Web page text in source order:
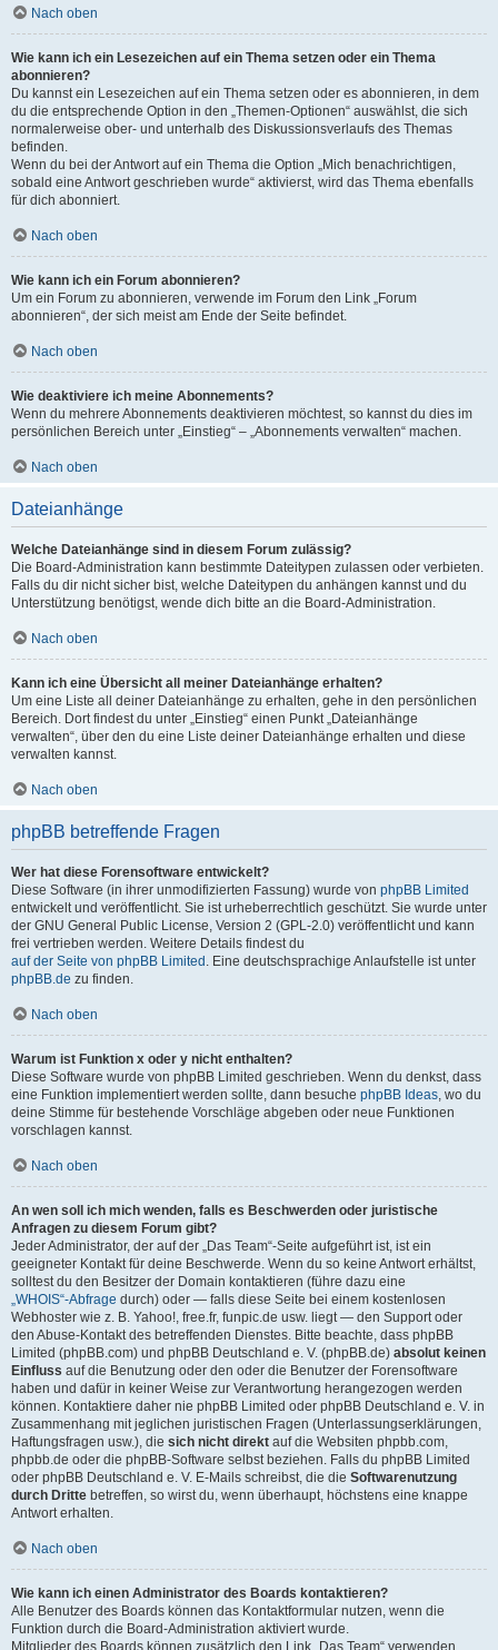
Nach oben
Wie kann ich ein Lesezeichen auf ein Thema setzen oder ein Thema
abonnieren?
Du kannst ein Lesezeichen auf ein Thema setzen oder es abonnieren, in dem
du die entsprechende Option in den „Themen-Optionen“ auswählst, die sich
normalerweise ober- und unterhalb des Diskussionsverlaufs des Themas
befinden.
Wenn du bei der Antwort auf ein Thema die Option „Mich benachrichtigen,
sobald eine Antwort geschrieben wurde“ aktivierst, wird das Thema ebenfalls
für dich abonniert.
Nach oben
Wie kann ich ein Forum abonnieren?
Um ein Forum zu abonnieren, verwende im Forum den Link „Forum
abonnieren“, der sich meist am Ende der Seite befindet.
Nach oben
Wie deaktiviere ich meine Abonnements?
Wenn du mehrere Abonnements deaktivieren möchtest, so kannst du dies im
persönlichen Bereich unter „Einstieg“ – „Abonnements verwalten“ machen.
Nach oben
Dateianhänge
Welche Dateianhänge sind in diesem Forum zulässig?
Die Board-Administration kann bestimmte Dateitypen zulassen oder verbieten.
Falls du dir nicht sicher bist, welche Dateitypen du anhängen kannst und du
Unterstützung benötigst, wende dich bitte an die Board-Administration.
Nach oben
Kann ich eine Übersicht all meiner Dateianhänge erhalten?
Um eine Liste all deiner Dateianhänge zu erhalten, gehe in den persönlichen
Bereich. Dort findest du unter „Einstieg“ einen Punkt „Dateianhänge
verwalten“, über den du eine Liste deiner Dateianhänge erhalten und diese
verwalten kannst.
Nach oben
phpBB betreffende Fragen
Wer hat diese Forensoftware entwickelt?
Diese Software (in ihrer unmodifizierten Fassung) wurde von phpBB Limited
entwickelt und veröffentlicht. Sie ist urheberrechtlich geschützt. Sie wurde unter
der GNU General Public License, Version 2 (GPL-2.0) veröffentlicht und kann
frei vertrieben werden. Weitere Details findest du
auf der Seite von phpBB Limited . Eine deutschsprachige Anlaufstelle ist unter
phpBB.de zu finden.
Nach oben
Warum ist Funktion x oder y nicht enthalten?
Diese Software wurde von phpBB Limited geschrieben. Wenn du denkst, dass
eine Funktion implementiert werden sollte, dann besuche phpBB Ideas, wo du
deine Stimme für bestehende Vorschläge abgeben oder neue Funktionen
vorschlagen kannst.
Nach oben
An wen soll ich mich wenden, falls es Beschwerden oder juristische
Anfragen zu diesem Forum gibt?
Jeder Administrator, der auf der „Das Team“-Seite aufgeführt ist, ist ein
geeigneter Kontakt für deine Beschwerde. Wenn du so keine Antwort erhältst,
solltest du den Besitzer der Domain kontaktieren (führe dazu eine
„WHOIS“-Abfrage durch) oder — falls diese Seite bei einem kostenlosen
Webhoster wie z. B. Yahoo!, free.fr, funpic.de usw. liegt — den Support oder
den Abuse-Kontakt des betreffenden Dienstes. Bitte beachte, dass phpBB
Limited (phpBB.com) und phpBB Deutschland e. V. (phpBB.de) absolut keinen
Einfluss auf die Benutzung oder den oder die Benutzer der Forensoftware
haben und dafür in keiner Weise zur Verantwortung herangezogen werden
können. Kontaktiere daher nie phpBB Limited oder phpBB Deutschland e. V. in
Zusammenhang mit jeglichen juristischen Fragen (Unterlassungserklärungen,
Haftungsfragen usw.), die sich nicht direkt auf die Websiten phpbb.com,
phpbb.de oder die phpBB-Software selbst beziehen. Falls du phpBB Limited
oder phpBB Deutschland e. V. E-Mails schreibst, die die Softwarenutzung
durch Dritte betreffen, so wirst du, wenn überhaupt, höchstens eine knappe
Antwort erhalten.
Nach oben
Wie kann ich einen Administrator des Boards kontaktieren?
Alle Benutzer des Boards können das Kontaktformular nutzen, wenn die
Funktion durch die Board-Administration aktiviert wurde.
Mitglieder des Boards können zusätzlich den Link „Das Team“ verwenden.